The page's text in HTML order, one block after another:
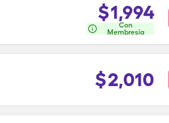
$1,994
Con
Membresía
$2,010